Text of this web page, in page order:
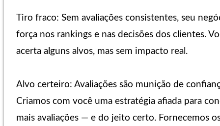
Tiro fraco: Sem avaliações consistentes, seu
força nos rankings e nas decisões dos clientes.
acerta alguns alvos, mas sem impacto real.
Alvo certeiro: Avaliações são munição de
Criamos com você uma estratégia afiada para
mais avaliações — e do jeito certo. Fornecemos